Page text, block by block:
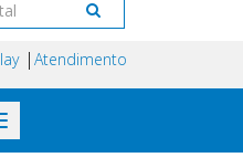
Atendimento